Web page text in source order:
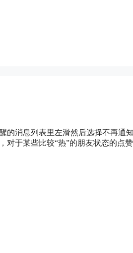
的消息列表里左滑然后选择不再通
于某些比较“热”的朋友状态的点